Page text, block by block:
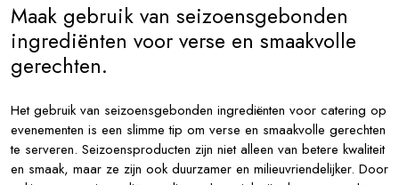
Maak gebruik van seizoensgebonden
ingrediënten voor verse en smaakvolle
gerechten.
Het gebruik van seizoensgebonden ingrediënten voor catering op
evenementen is een slimme tip om verse en smaakvolle gerechten
te serveren. Seizoensproducten zijn niet alleen van betere kwaliteit
en smaak, maar ze zijn ook duurzamer en milieuvriendelijker. Door